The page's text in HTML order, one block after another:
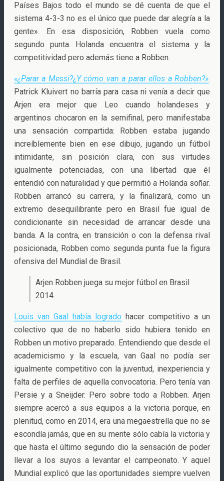
Países Bajos todo el mundo se dé cuenta de que el
sistema 4-3-3 no es el único que puede dar alegría a la
gente». En esa disposición, Robben vuela como
segundo punta. Holanda encuentra el sistema y la
competitividad pero además tiene a Robben.
«¿Parar a Messi?¿Y cómo van a parar ellos a Robben?».
Patrick Kluivert no barría para casa ni venía a decir que
Arjen era mejor que Leo cuando holandeses y
argentinos chocaron en la semifinal, pero manifestaba
una sensación compartida: Robben estaba jugando
increíblemente bien en ese dibujo, jugando un fútbol
intimidante, sin posición clara, con sus virtudes
igualmente potenciadas, con una libertad que él
entendió con naturalidad y que permitió a Holanda soñar.
Robben arrancó su carrera, y la finalizará, como un
extremo desequilibrante pero en Brasil fue igual de
condicionante sin necesidad de arrancar desde una
banda. A la contra, en transición o con la defensa rival
posicionada, Robben como segunda punta fue la figura
ofensiva del Mundial de Brasil.
Arjen Robben juega su mejor fútbol en Brasil
2014
Louis van Gaal había logrado hacer competitivo a un
colectivo que de no haberlo sido hubiera tenido en
Robben un motivo preparado. Entendiendo que desde el
academicismo y la escuela, van Gaal no podía ser
igualmente competitivo con la juventud, inexperiencia y
falta de perfiles de aquella convocatoria. Pero tenía van
Persie y a Sneijder. Pero sobre todo a Robben. Arjen
siempre acercó a sus equipos a la victoria porque, en
plenitud, como en 2014, era una megaestrella que no se
escondía jamás, que en su mente sólo cabía la victoria y
que hasta el último segundo dio la sensación de poder
llevar a los suyos a levantar el campeonato. Y aquel
Mundial explicó que las oportunidades siempre vuelven